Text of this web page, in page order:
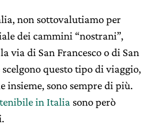
non sottovalutiamo per
dei cammini “nostrani”,
via di San Francesco o di San
scelgono questo tipo di viaggio,
insieme, sono sempre di più.
in Italia sono però